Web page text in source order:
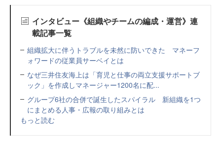
インタビュー《組織やチームの編成・運営》連
載記事一覧
組織拡大に伴うトラブルを未然に防いできた マネーフ
ォワードの従業員サーベイとは
なぜ三井住友海上は「育児と仕事の両立支援サポートブ
ック」を作成しマネージャー1200名に配...
グループ6社の合併で誕生したスパイラル 新組織を1つ
にまとめる人事・広報の取り組みとは
もっと読む